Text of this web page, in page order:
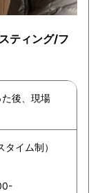
ティング/フ
後、現場
イム制）